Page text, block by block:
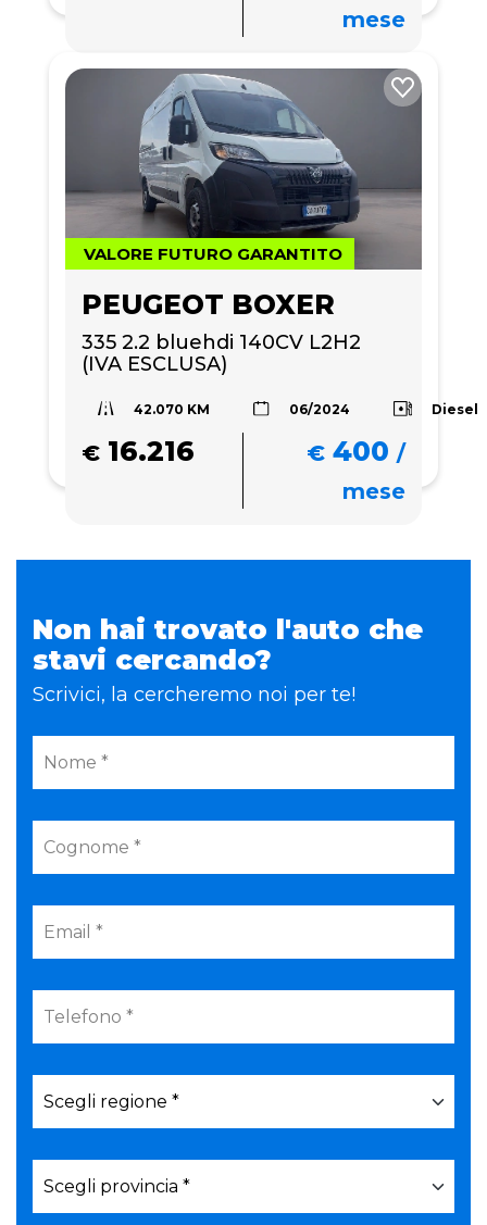
mese
VALORE FUTURO GARANTITO
PEUGEOT BOXER
335 2.2 bluehdi 140CV L2H2
(IVA ESCLUSA)
42.070 KM 06/2024 Diesel
€ 16.216 € 400 /
mese
Non hai trovato l'auto che
stavi cercando?
Scrivici, la cercheremo noi per te!